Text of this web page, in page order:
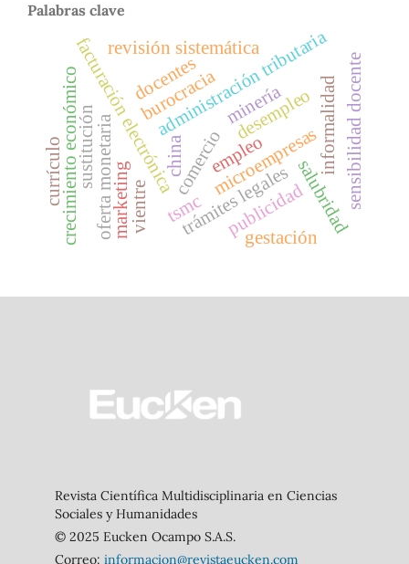
Palabras clave
facturación electrónica microempresas
administración tributaria
comercio informalidad
oferta monetaria
burocracia
trámites legalessalubridad
empleo
desempleo
minería
crecimiento económico sensibilidad docente
revisión sistemática
docentes
marketing publicidad
vientre
gestación
sustitución
currículo china
tsmc
Revista Científica Multidisciplinaria en Ciencias
Sociales y Humanidades
© 2025 Eucken Ocampo S.A.S.
Correo: informacion@revistaeucken.com